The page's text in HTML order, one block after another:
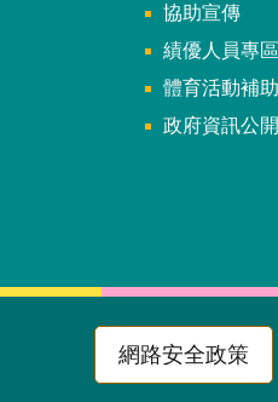
協助宣傳
績優人員專區
體育活動補助
政府資訊公開
網路安全政策